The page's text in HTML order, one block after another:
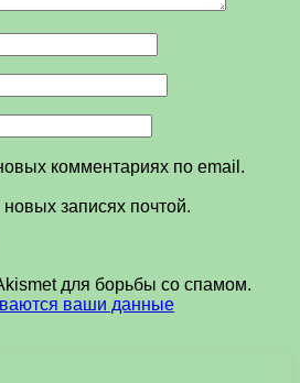
комментариях по email.
записях почтой.
для борьбы со спамом.
ваши данные